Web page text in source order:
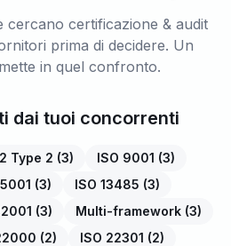
cercano certificazione & audit
prima di decidere. Un
in quel confronto.
dai tuoi concorrenti
Type 2 (3) ISO 9001 (3)
(3) ISO 13485 (3)
(3) Multi-framework (3)
(2) ISO 22301 (2)